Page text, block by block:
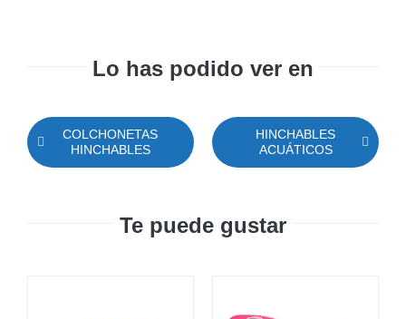
Lo has podido ver en
COLCHONETAS
HINCHABLES
HINCHABLES
ACUÁTICOS
Te puede gustar